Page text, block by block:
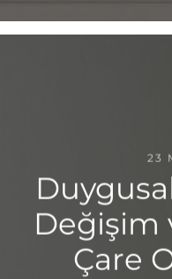
23
Değişim
Çare